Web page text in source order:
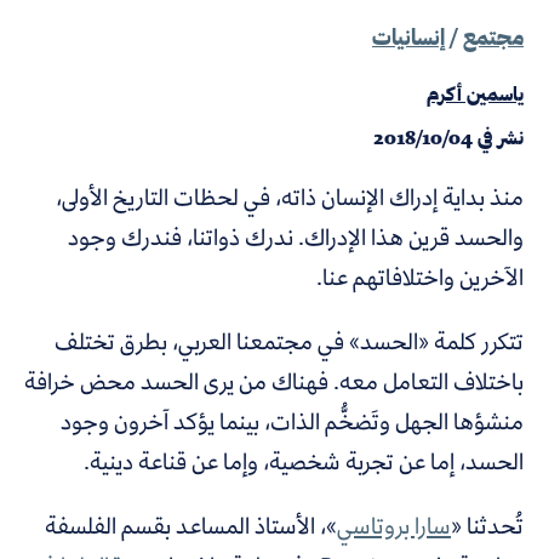
مجتمع/ إنسانيات
ياسمين أكرم
نشر في2018/10/04
منذ بداية إدراك الإنسان ذاته، في لحظات التاريخ الأولى،
والحسد قرين هذا الإدراك. ندرك ذواتنا، فندرك وجود
الآخرين واختلافاتهم عنا.
تتكرر كلمة «الحسد» في مجتمعنا العربي، بطرق تختلف
باختلاف التعامل معه. فهناك من يرى الحسد محض خرافة
منشؤها الجهل وتَضخُّم الذات، بينما يؤكد آخرون وجود
الحسد، إما عن تجربة شخصية، وإما عن قناعة دينية.
تُحدثنا «سارا بروتاسي»، الأستاذ المساعد بقسم الفلسفة